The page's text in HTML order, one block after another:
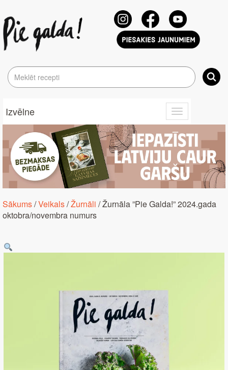
Toggle
navigation
Izvēlne
Sākums/Veikals/Žurnāli / Žurnāla ”Pie Galda!” 2024.gada
oktobra/novembra numurs